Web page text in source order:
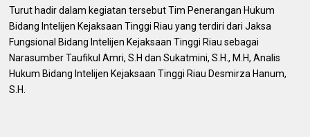
Turut hadir dalam kegiatan tersebut Tim Penerangan Hukum
Bidang Intelijen Kejaksaan Tinggi Riau yang terdiri dari Jaksa
Fungsional Bidang Intelijen Kejaksaan Tinggi Riau sebagai
Narasumber Taufikul Amri, S.H dan Sukatmini, S.H., M.H, Analis
Hukum Bidang Intelijen Kejaksaan Tinggi Riau Desmirza Hanum,
S.H.